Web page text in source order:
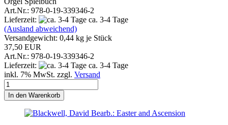
Art.Nr.: 978-0-19-339346-2
Lieferzeit:
ca. 3-4 Tage
(Ausland abweichend)
Versandgewicht: 0,44 kg je Stück
37,50 EUR
Art.Nr.: 978-0-19-339346-2
Lieferzeit:
ca. 3-4 Tage
inkl. 7% MwSt. zzgl. Versand
In den Warenkorb